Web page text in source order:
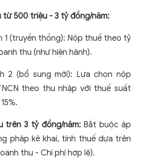
từ 500 triệu - 3 tỷ đồng/năm:
1 (truyền thống): Nộp thuế theo tỷ
thu (như hiện hành).
2 (bổ sung mới): Lựa chọn nộp
theo thu nhập với thuế suất
trên 3 tỷ đồng/năm:Bắt buộc áp
pháp kê khai, tính thuế dựa trên
thu - Chi phí hợp lệ).